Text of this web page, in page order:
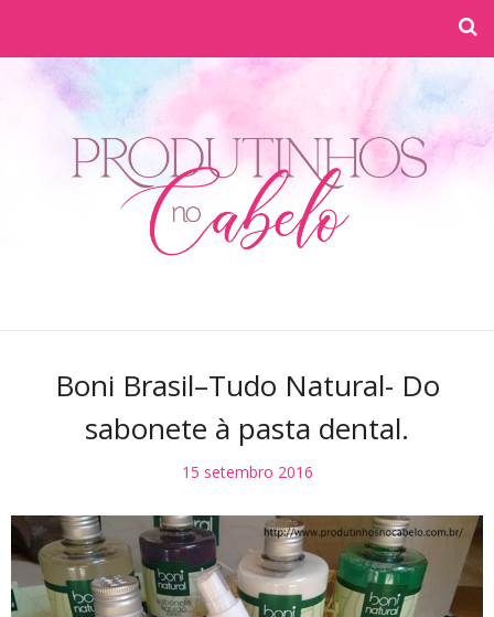
Boni Brasil–Tudo Natural- Do
sabonete à pasta dental.
15 setembro 2016